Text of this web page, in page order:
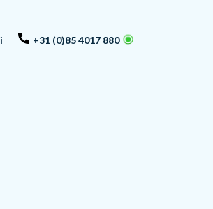
+31 (0)85 4017 880